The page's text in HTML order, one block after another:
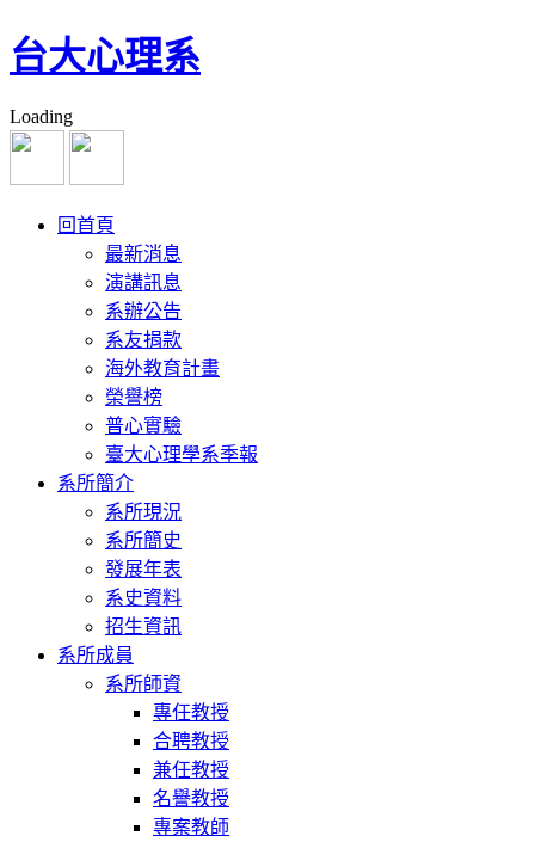
台大心理系
Loading
回首頁
最新消息
演講訊息
系辦公告
系友捐款
海外教育計畫
榮譽榜
普心實驗
臺大心理學系季報
系所簡介
系所現況
系所簡史
發展年表
系史資料
招生資訊
系所成員
系所師資
專任教授
合聘教授
兼任教授
名譽教授
專案教師